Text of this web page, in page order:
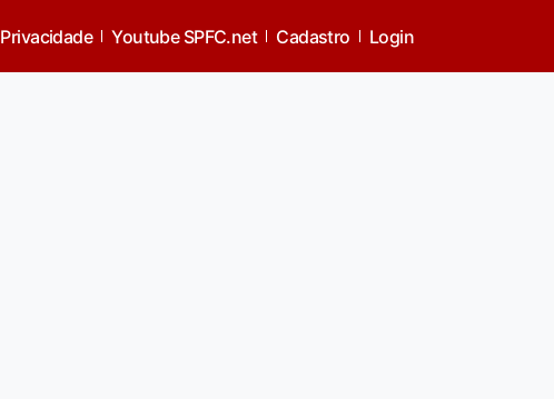
Privacidade Youtube SPFC.net Cadastro Login